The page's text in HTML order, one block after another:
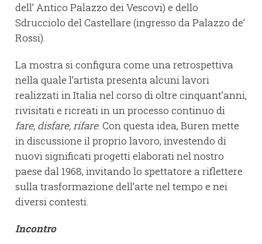
dell’ Antico Palazzo dei Vescovi) e dello
Sdrucciolo del Castellare (ingresso da Palazzo de’
Rossi).
La mostra si configura come una retrospettiva
nella quale l’artista presenta alcuni lavori
realizzati in Italia nel corso di oltre cinquant’anni,
rivisitati e ricreati in un processo continuo di
fare, disfare, rifare. Con questa idea, Buren mette
in discussione il proprio lavoro, investendo di
nuovi significati progetti elaborati nel nostro
paese dal 1968, invitando lo spettatore a riflettere
sulla trasformazione dell’arte nel tempo e nei
diversi contesti.
Incontro